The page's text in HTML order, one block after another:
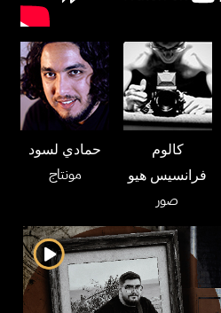
حمادي لسود
مونتاج
كالوم
فرانسيس هيو
صور